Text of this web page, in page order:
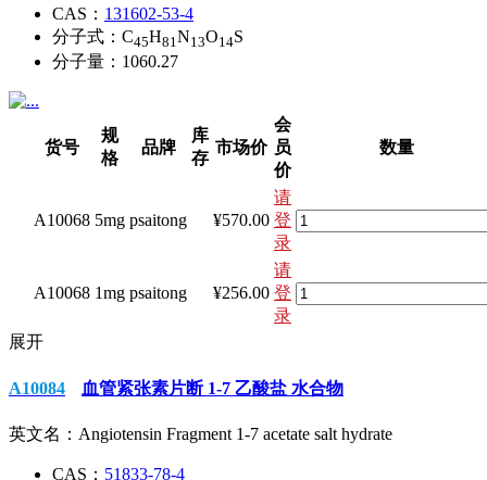
CAS： 131602-53-4
分子式： C45H81N13O14S
分子量： 1060.27
货号
规
格
品牌
库
存
市场价
会
员
价
数量
A10068 5mg psaitong ¥570.00
请
登
录
A10068 1mg psaitong ¥256.00
请
登
录
展开
A10084 血管紧张素片断 1-7 乙酸盐 水合物
英文名： Angiotensin Fragment 1-7 acetate salt hydrate
CAS： 51833-78-4